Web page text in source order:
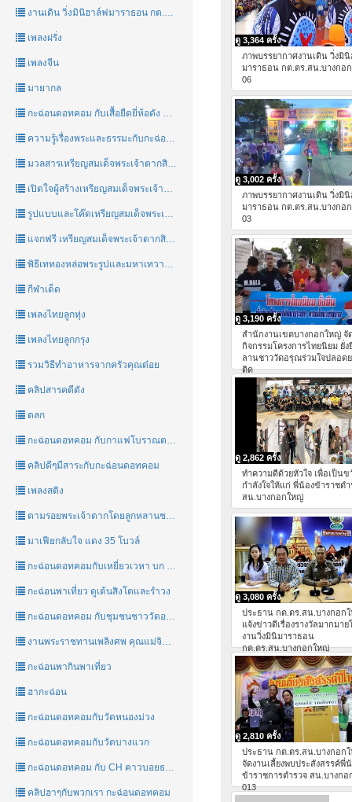
งานเดิน วิ่งมินิฮาล์ฟมาราธอน กต.ตร.สน.บางกอกใหญ่
เพลงฝรั่ง
เพลงจีน
มายากล
กะฉ่อนดอทคอม กับเสื้อยืดยี่ห้อดัง PUNK BERRY
ความรู้เรื่องพระและธรรมะกับกะฉ่อนดอทคอม
มวลสารเหรียญสมเด็จพระเจ้าตากสินมหาราชชาววัดอรุณ
เปิดใจผู้สร้างเหรียญสมเด็จพระเจ้าตากสินมหาราชชาววัดอรุณ
รูปแบบและโค๊ดเหรียญสมเด็จพระเจ้าตากสินมหาราชชาววัดอรุณ
แจกฟรี เหรียญสมเด็จพระเจ้าตากสินมหาราชชาววัดอรุณ
พิธีเททองหล่อพระรูปและมหาเทวาภิเษกเหรียญสมเด็จพระเจ้าตากสินมหาราชชาววัดอรุณ
กีฬาเด็ด
เพลงไทยลูกทุ่ง
เพลงไทยลูกกรุง
รวมวิธีทำอาหารจากครัวคุณต๋อย
คลิปสารคดีดัง
ตลก
กะฉ่อนดอทคอม กับกาแฟโบราณตรามังกรบิน
คลิปดีๆมีสาระกับกะฉ่อนดอทคอม
เพลงสติง
ตามรอยพระเจ้าตากโดยลูกหลานชาววัดอรุณ
มาเฟียกลับใจ แดง 35 โบวล์
กะฉ่อนดอทคอมกับเหยี่ยวเวหา บก เขต 7
กะฉ่อนพาเที่ยว ดูเต้นสิงโตและรำวง
กะฉ่อนดอทคอม กับชุมชนชาววัดอรุณ
งานพระราชทานเพลิงศพ คุณแม่จินตนา อุจจาภินันท์(รัตนประสิทธิ์)
กะฉ่อนพากินพาเที่ยว
ฮากะฉ่อน
กะฉ่อนดอทคอมกับวัดหนองม่วง
กะฉ่อนดอทคอมกับวัดบางแวก
กะฉ่อนดอทคอม กับ CH คาวบอยธนบุรี
คลิปฮาๆกับพวกเรา กะฉ่อนดอทคอม
ดู 3,364 ครั้ง
ภาพบรรยากาศงานเดิน วิ่งมิ
มาราธอน กต.ตร.สน.บางกอ
06
ดู 3,002 ครั้ง
ภาพบรรยากาศงานเดิน วิ่งมิ
มาราธอน กต.ตร.สน.บางกอ
03
ดู 3,190 ครั้ง
สำนักงานเขตบางกอกใหญ่ จั
กิจกรรมโครงการไทยนิยม ยั่ง
ลานชาววัดอรุณร่วมใจปลอด
ติด
ดู 2,862 ครั้ง
ทำความดีด้วยหัวใจ เพื่อเป็น
กำลังใจให้แก่ พี่น้องข้าราชตำ
สน.บางกอกใหญ่
ดู 3,080 ครั้ง
ประธาน กต.ตร.สน.บางกอก
แจ้งข่าวดีเรื่องรางวัลมากมาย
งานวิ่งมินิมาราธอน
กต.ตร.สน.บางกอกใหญ่
ดู 2,810 ครั้ง
ประธาน กต.ตร.สน.บางกอก
จัดงานเลี้ยงพบประสังสรรค์พี่
ข้าราชการตำรวจ สน.บางกอ
013